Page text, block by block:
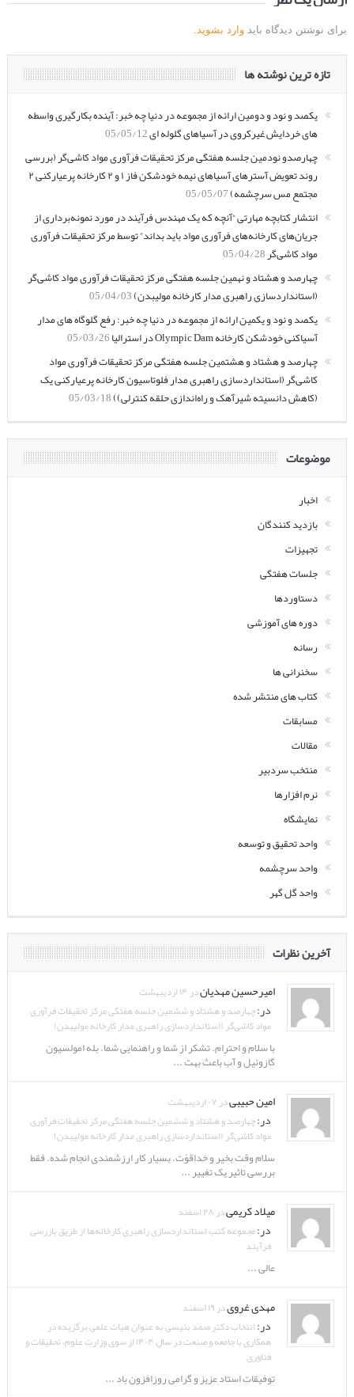
برای نوشتن دیدگاه باید وارد بشوید.
تازه ترین نوشته ها
یکصد و نود و دومین ارائه از مجموعه در دنیا چه خبر: آینده بکارگیری واسطه
های خردایش غیرکروی در آسیاهای گلوله ای05/05/12
چهارصدو نودمین جلسه هفتگی مرکز تحقیقات فرآوری مواد کاشی‌گر (بررسی
روند تعویض آسترهای آسیاهای نیمه خودشکن فاز ۱ و ۲ کارخانه پرعیارکنی ۲
مجتمع مس سرچشمه)05/05/07
انتشار کتابچه مهارتی “آنچه که یک مهندس فرآیند در مورد نمونه‌برداری از
جریان‌های کارخانه‌های فرآوری مواد باید بداند” توسط مرکز تحقیقات فرآوری
مواد کاشی‌گر05/04/28
چهارصد و هشتاد و نهمین جلسه هفتگی مرکز تحقیقات فرآوری مواد کاشی‌گر
(استانداردسازی راهبری مدار کارخانه مولیبدن)05/04/03
یکصد و نود و یکمین ارائه از مجموعه در دنیا چه خبر: رفع گلوگاه های مدار
آسیاکنی خودشکن کارخانه Olympic Dam در استرالیا
05/03/26
چهارصد و هشتاد و هشتمین جلسه هفتگی مرکز تحقیقات فرآوری مواد
کاشی‌گر (استانداردسازی راهبری مدار فلوتاسیون کارخانه پرعیارکنی یک
(کاهش دانسیته شیرآهک و راه‌اندازی حلقه کنترلی))05/03/18
موضوعات
اخبار
بازدید کنندگان
تجهیزات
جلسات هفتگی
دستاوردها
دوره های آموزشی
رسانه
سخنرانی ها
کتاب های منتشر شده
مسابقات
مقالات
منتخب سردبیر
نرم افزارها
نمایشگاه
واحد تحقیق و توسعه
واحد سرچشمه
واحد گل گهر
آخرین نظرات
امیرحسین مهدیاندر ۱۴ اردیبهشت
در:چهارصد و هشتاد و ششمین جلسه هفتگی مرکز تحقیقات فرآوری
مواد کاشی‌گر (استانداردسازی راهبری مدار کارخانه مولیبدن)
با سلام و احترام. تشکر از شما و راهنمایی شما. بله امولسیون
گازوئیل و آب باعث بهت ...
امین حبیبیدر ۰۷ اردیبهشت
در:چهارصد و هشتاد و ششمین جلسه هفتگی مرکز تحقیقات فرآوری
مواد کاشی‌گر (استانداردسازی راهبری مدار کارخانه مولیبدن)
سلام وقت بخیر و خداقوّت. بسیار کار ارزشمندی انجام شده. فقط
بررسی تاثیر یک تغییر ...
میلاد کریمیدر ۲۸ اسفند
در:مجموعه کتب استانداردسازی راهبری کارخانه‌ها از طریق بازرسی
فرآیند
عالی ...
مهدی غرویدر ۱۹ اسفند
در:انتخاب دکتر صمد بنیسی به عنوان هیات علمی برگزیده در
همکاری با جامعه و صنعت در سال ۱۴۰۴ از سوی وزارت علوم، تحقیقات و
فناوری
توفیقات استاد عزیز و گرامی روزافزون باد ...